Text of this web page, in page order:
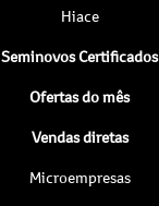
Hiace
Seminovos Certificados
Ofertas do mês
Vendas diretas
Microempresas